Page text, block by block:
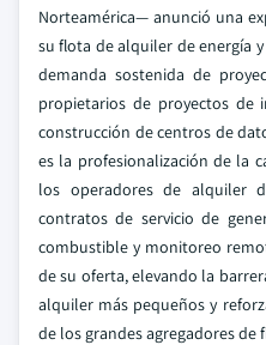
Norteamérica— anunció una
su flota de alquiler de energía
demanda sostenida de
propietarios de proyectos de
construcción de centros de
es la profesionalización de la
los operadores de alquiler
contratos de servicio de
combustible y monitoreo
de su oferta, elevando la
alquiler más pequeños y
de los grandes agregadores de